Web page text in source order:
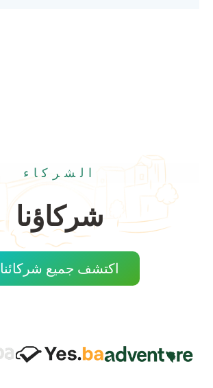
الشركاء
شركاؤنا
اكتشف جميع شركائنا